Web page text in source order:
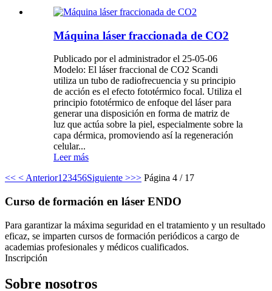
Máquina láser fraccionada de CO2
Publicado por el administrador el 25-05-06
Modelo: El láser fraccional de CO2 Scandi
utiliza un tubo de radiofrecuencia y su principio
de acción es el efecto fototérmico focal. Utiliza el
principio fototérmico de enfoque del láser para
generar una disposición en forma de matriz de
luz que actúa sobre la piel, especialmente sobre la
capa dérmica, promoviendo así la regeneración
celular...
Leer más
<< < Anterior1 23456Siguiente >>> Página 4 / 17
Curso de formación en láser ENDO
Para garantizar la máxima seguridad en el tratamiento y un resultado
eficaz, se imparten cursos de formación periódicos a cargo de
academias profesionales y médicos cualificados.
Inscripción
Sobre nosotros